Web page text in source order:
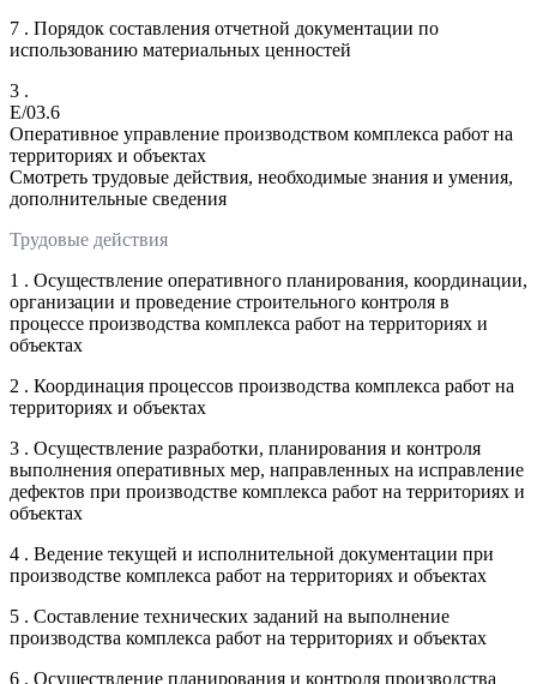
7 . Порядок составления отчетной документации по
использованию материальных ценностей
3 .
E/03.6
Оперативное управление производством комплекса работ на
территориях и объектах
Смотреть трудовые действия, необходимые знания и умения,
дополнительные сведения
Трудовые действия
1 . Осуществление оперативного планирования, координации,
организации и проведение строительного контроля в
процессе производства комплекса работ на территориях и
объектах
2 . Координация процессов производства комплекса работ на
территориях и объектах
3 . Осуществление разработки, планирования и контроля
выполнения оперативных мер, направленных на исправление
дефектов при производстве комплекса работ на территориях и
объектах
4 . Ведение текущей и исполнительной документации при
производстве комплекса работ на территориях и объектах
5 . Составление технических заданий на выполнение
производства комплекса работ на территориях и объектах
6 . Осуществление планирования и контроля производства